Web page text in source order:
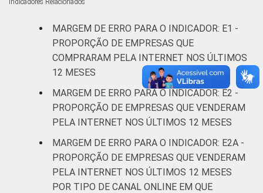
Comércio;
reparação de
veículos
automotores e
motocicletas
4,0
Transporte,
armazenagem
e correio
4,9
Alojamento e
alimentação
4,4
MARGEM DE ERRO PARA O INDICADOR: E1 -
PROPORÇÃO DE EMPRESAS QUE
COMPRARAM PELA INTERNET NOS ÚLTIMOS
12 MESES
MARGEM DE ERRO PARA O INDICADOR: E2 -
PROPORÇÃO DE EMPRESAS QUE VENDERAM
PELA INTERNET NOS ÚLTIMOS 12 MESES
MARGEM DE ERRO PARA O INDICADOR: E2A -
PROPORÇÃO DE EMPRESAS QUE VENDERAM
PELA INTERNET NOS ÚLTIMOS 12 MESES
POR TIPO DE CANAL ONLINE EM QUE